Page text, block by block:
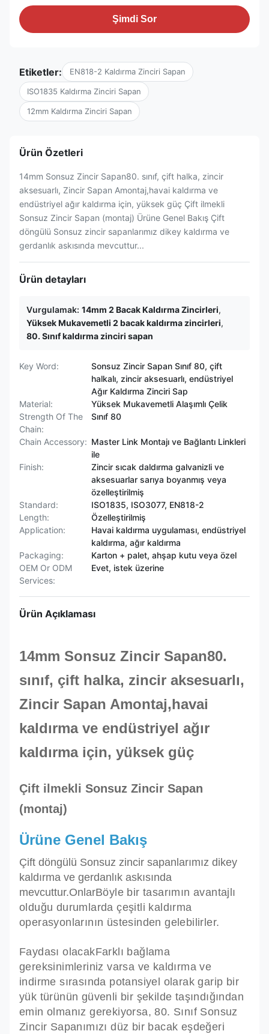
Şimdi Sor
Etiketler: EN818-2 Kaldırma Zinciri Sapan
ISO1835 Kaldırma Zinciri Sapan
12mm Kaldırma Zinciri Sapan
Ürün Özetleri
14mm Sonsuz Zincir Sapan80. sınıf, çift halka, zincir
aksesuarlı, Zincir Sapan Amontaj,havai kaldırma ve
endüstriyel ağır kaldırma için, yüksek güç Çift ilmekli
Sonsuz Zincir Sapan (montaj) Ürüne Genel Bakış Çift
döngülü Sonsuz zincir sapanlarımız dikey kaldırma ve
gerdanlık askısında mevcuttur...
Ürün detayları
Vurgulamak: 14mm 2 Bacak Kaldırma Zincirleri,
Yüksek Mukavemetli 2 bacak kaldırma zincirleri,
80. Sınıf kaldırma zinciri sapan
Key Word:
Sonsuz Zincir Sapan Sınıf 80, çift
halkalı, zincir aksesuarlı, endüstriyel
Ağır Kaldırma Zinciri Sap
Material:
Yüksek Mukavemetli Alaşımlı Çelik
Strength Of The
Chain:
Sınıf 80
Chain Accessory: Master Link Montajı ve Bağlantı Linkleri
ile
Finish:
Zincir sıcak daldırma galvanizli ve
aksesuarlar sarıya boyanmış veya
özelleştirilmiş
Standard:
ISO1835, ISO3077, EN818-2
Length:
Özelleştirilmiş
Application:
Havai kaldırma uygulaması, endüstriyel
kaldırma, ağır kaldırma
Packaging:
Karton + palet, ahşap kutu veya özel
OEM Or ODM
Services:
Evet, istek üzerine
Ürün Açıklaması
14mm Sonsuz Zincir Sapan80.
sınıf, çift halka, zincir aksesuarlı,
Zincir Sapan Amontaj,havai
kaldırma ve endüstriyel ağır
kaldırma için, yüksek güç
Çift ilmekli Sonsuz Zincir Sapan
(montaj)
Ürüne Genel Bakış
Çift döngülü Sonsuz zincir sapanlarımız dikey
kaldırma ve gerdanlık askısında
mevcuttur.OnlarBöyle bir tasarımın avantajlı
olduğu durumlarda çeşitli kaldırma
operasyonlarının üstesinden gelebilirler.
Faydası olacakFarklı bağlama
gereksinimleriniz varsa ve kaldırma ve
indirme sırasında potansiyel olarak garip bir
yük türünün güvenli bir şekilde taşındığından
emin olmanız gerekiyorsa, 80. Sınıf Sonsuz
Zincir Sapanımızı düz bir bacak eşdeğeri